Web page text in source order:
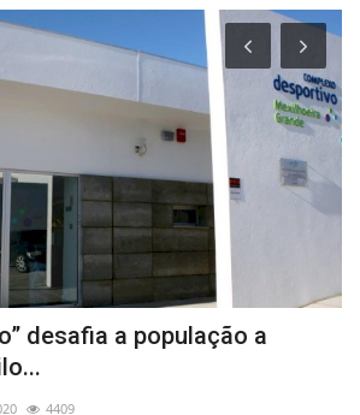
desafia a população a
4409